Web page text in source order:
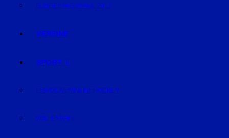
BUNDESTAGSWAHL 2017
VEREINE
SPORT
EISHOCKEY/INLINEHOCKEY
VOLLEYBALL